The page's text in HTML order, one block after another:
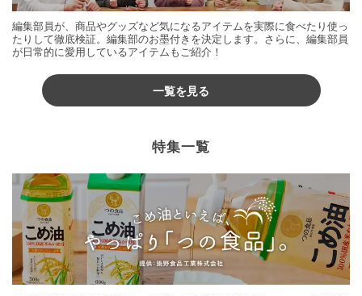
編集部員が、商品やグッズなど気になるアイテムを実際に食べたり使っ
たりして徹底検証。編集部のお墨付きを決定します。さらに、編集部員
が日常的に愛用しているアイテムもご紹介！
一覧を見る
特集一覧